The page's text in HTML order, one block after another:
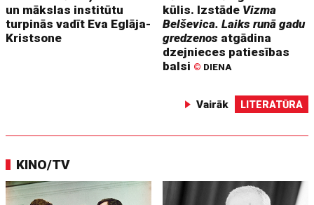
un mākslas institūtu
turpinās vadīt Eva Eglāja-
Kristsone
kūlis. Izstāde Vizma
Belševica. Laiks runā gadu
gredzenos atgādina
dzejnieces patiesības
balsi © DIENA
Vairāk LITERATŪRA
KINO/TV